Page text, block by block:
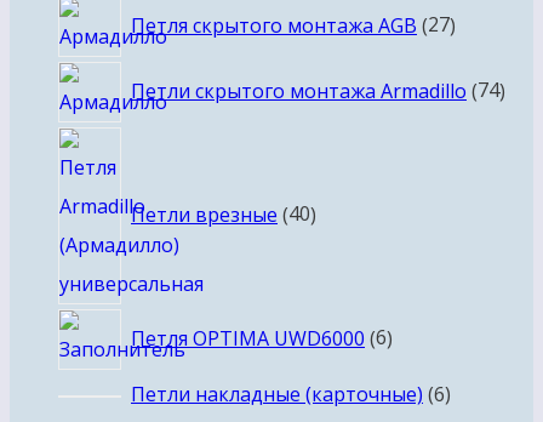
Петля скрытого монтажа AGB 2727
Петли скрытого монтажа Armadillo 7474
Петли врезные 40
Петля OPTIMA UWD6000 66
Петли накладные (карточные) 66